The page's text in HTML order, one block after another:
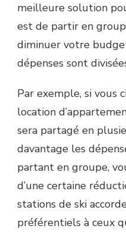
meilleure solution
est de partir en
diminuer votre
dépenses sont
Par exemple, si vous
location
sera partagé en
davantage les
partant en groupe,
d’une certaine
stations de ski
préférentiels à ceux